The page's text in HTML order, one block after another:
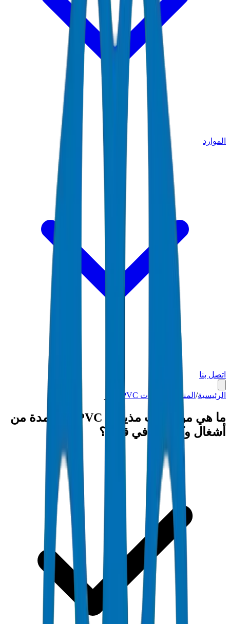
الموارد
اتصل بنا
الرئيسية/ المنتجات مذيبات PVC
ما هي مواصفات مذيبات PVC المعتمدة من
أشغال وكهرماء في قطر؟